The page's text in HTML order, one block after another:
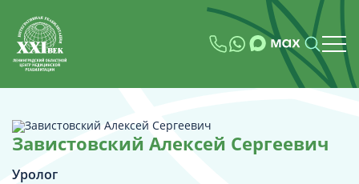
Завистовский Алексей Сергеевич
Уролог